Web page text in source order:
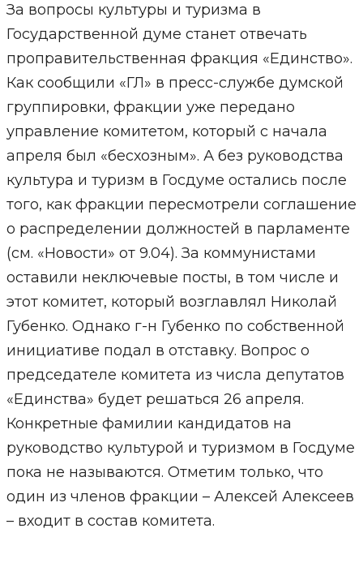
За вопросы культуры и туризма в
Государственной думе станет отвечать
проправительственная фракция «Единство».
Как сообщили «ГЛ» в пресс-службе думской
группировки, фракции уже передано
управление комитетом, который с начала
апреля был «бесхозным». А без руководства
культура и туризм в Госдуме остались после
того, как фракции пересмотрели соглашение
о распределении должностей в парламенте
(см. «Новости» от 9.04). За коммунистами
оставили неключевые посты, в том числе и
этот комитет, который возглавлял Николай
Губенко. Однако г-н Губенко по собственной
инициативе подал в отставку. Вопрос о
председателе комитета из числа депутатов
«Единства» будет решаться 26 апреля.
Конкретные фамилии кандидатов на
руководство культурой и туризмом в Госдуме
пока не называются. Отметим только, что
один из членов фракции – Алексей Алексеев
– входит в состав комитета.